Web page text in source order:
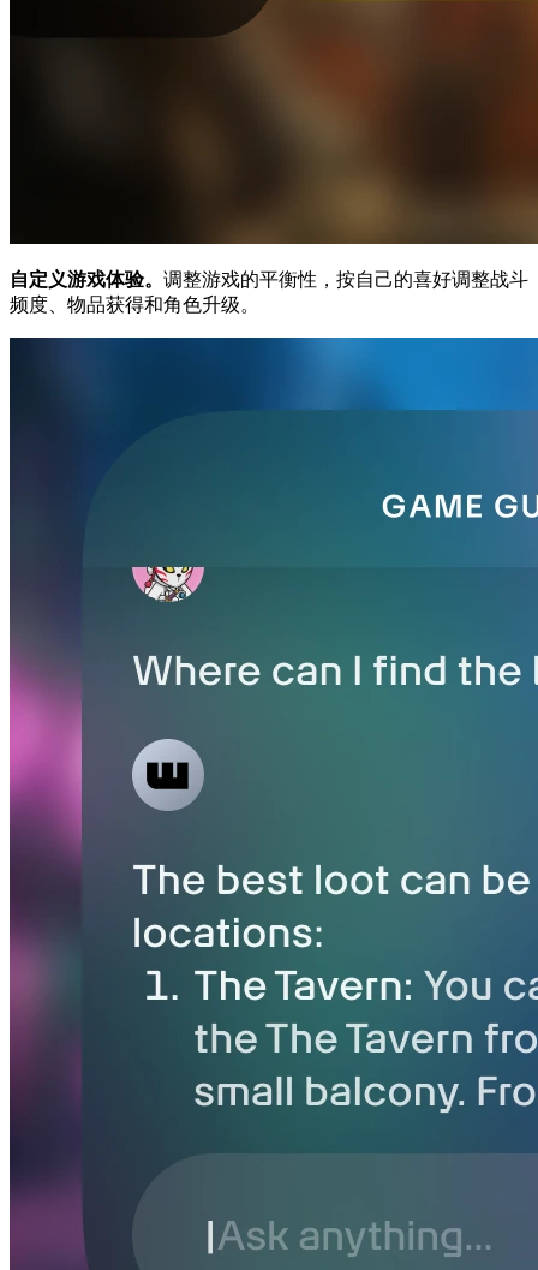
自定义游戏体验。 调整游戏的平衡性，按自己的喜好调整战斗
频度、物品获得和角色升级。